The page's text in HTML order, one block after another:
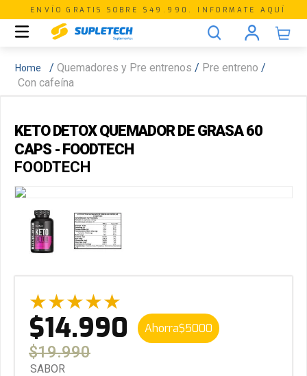
ENVÍO GRATIS SOBRE $49.990. INFORMATE AQUÍ
Quemadores y Pre entrenos
Pre entreno
Con cafeína
KETO DETOX QUEMADOR DE GRASA 60
CAPS - FOODTECH
FOODTECH
★★★★★
$14.990 Ahorra$5000
$19.990
SABOR